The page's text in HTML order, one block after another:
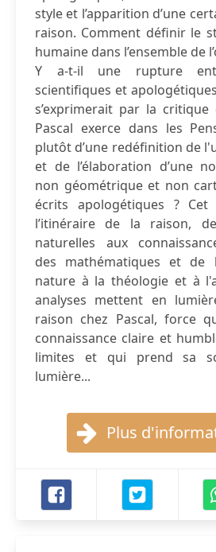
style et l’apparition d’une
raison. Comment définir le
humaine dans l’ensemble de
Y a-t-il une rupture
scientifiques et
s’exprimerait par la
Pascal exerce dans les
plutôt d’une redéfinition de
et de l’élaboration d’une
non géométrique et non
écrits apologétiques ?
l’itinéraire de la raison,
naturelles aux
des mathématiques et de
nature à la théologie et à
analyses mettent en
raison chez Pascal, force
connaissance claire et
limites et qui prend sa
lumière...
Plus